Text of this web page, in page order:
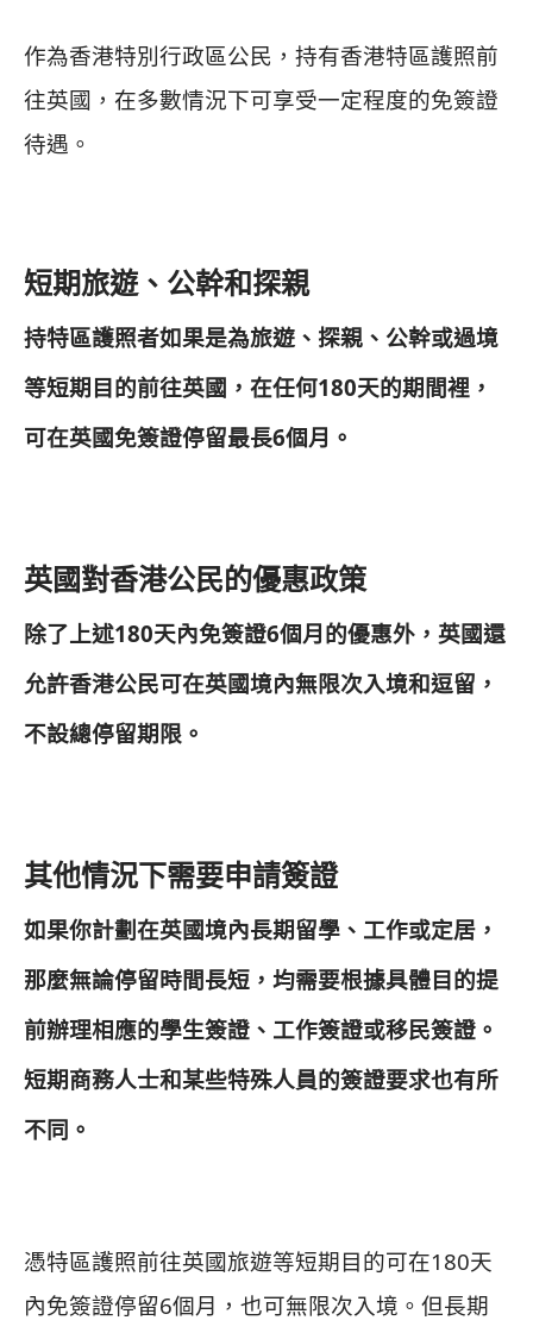
作為香港特別行政區公民，持有香港特區護照前
往英國，在多數情況下可享受一定程度的免簽證
待遇。
短期旅遊、公幹和探親
持特區護照者如果是為旅遊、探親、公幹或過境
等短期目的前往英國，在任何180天的期間裡，
可在英國免簽證停留最長6個月。
英國對香港公民的優惠政策
除了上述180天內免簽證6個月的優惠外，英國還
允許香港公民可在英國境內無限次入境和逗留，
不設總停留期限。
其他情況下需要申請簽證
如果你計劃在英國境內長期留學、工作或定居，
那麼無論停留時間長短，均需要根據具體目的提
前辦理相應的學生簽證、工作簽證或移民簽證。
短期商務人士和某些特殊人員的簽證要求也有所
不同。
憑特區護照前往英國旅遊等短期目的可在180天
內免簽證停留6個月，也可無限次入境。但長期